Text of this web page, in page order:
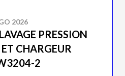
2026
PRESSION
CHARGEUR
2